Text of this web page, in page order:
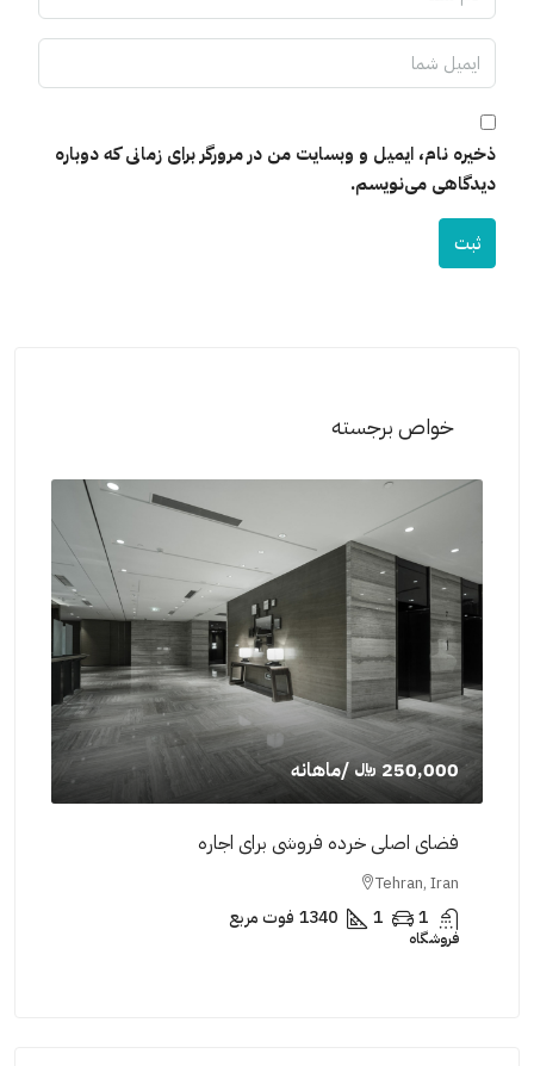
ذخیره نام، ایمیل و وبسایت من در مرورگر برای زمانی که دوباره
دیدگاهی می‌نویسم.
ثبت
خواص برجسته
250,000 ﷼ /ماهانه
فضای اصلی خرده فروشی برای اجاره
Tehran, Iran
1
1
1340 فوت مربع
فروشگاه